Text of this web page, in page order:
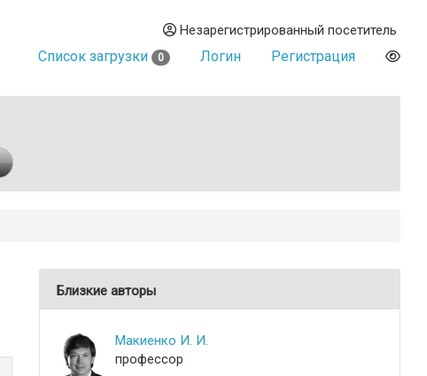
Незарегистрированный посетитель
Список загрузки 0 Логин Регистрация
Близкие авторы
Макиенко И. И.
профессор